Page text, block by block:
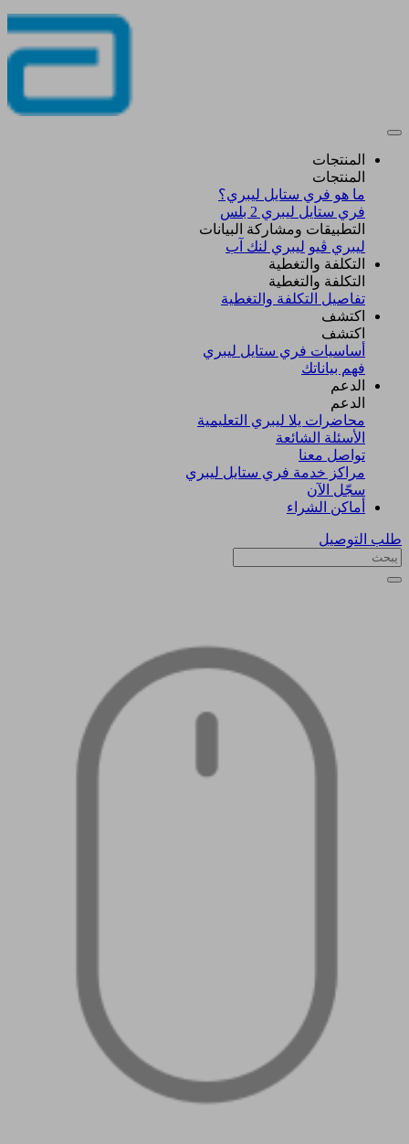
المنتجات
المنتجات
ما هو فري ستايل ليبري؟
فري ستايل ليبري 2 بلس​
التطبيقات ومشاركة البيانات
ليبري ڤيو ليبري لنك آب
التكلفة والتغطية
التكلفة والتغطية
تفاصيل التكلفة والتغطية
اكتشف​
اكتشف​
أساسيات فري ستايل ليبري
فهم بياناتك
الدعم
الدعم
محاضرات يلا ليبري التعليمية
الأسئلة الشائعة
تواصل معنا
مراكز خدمة فري ستايل ليبري
سجّل الآن​
أماكن الشراء
طلب التوصيل